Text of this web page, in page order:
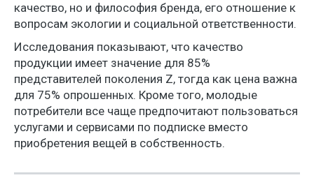
качество, но и философия бренда, его отношение к
вопросам экологии и социальной ответственности.
Исследования показывают, что качество
продукции имеет значение для 85%
представителей поколения Z, тогда как цена важна
для 75% опрошенных. Кроме того, молодые
потребители все чаще предпочитают пользоваться
услугами и сервисами по подписке вместо
приобретения вещей в собственность.